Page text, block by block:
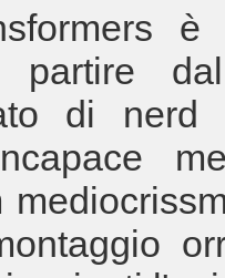
è
partire
di nerd